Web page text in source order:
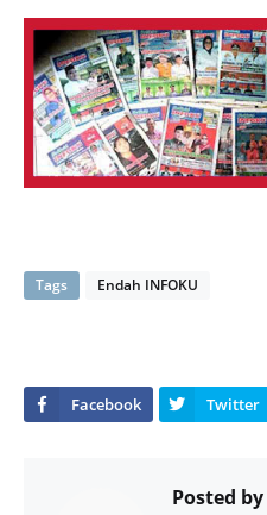
Tags Endah INFOKU
Posted by